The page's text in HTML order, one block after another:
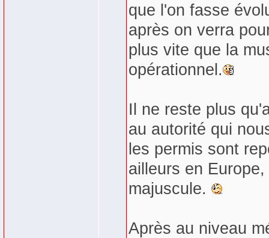
que l'on fasse
après on verra
plus vite que la
opérationnel.
Il ne reste plus
au autorité qui
les permis sont
ailleurs en
majuscule.
Après au niveau